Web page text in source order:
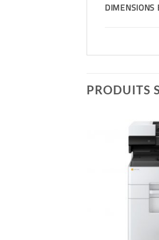
DIMENSIONS
PRODUITS